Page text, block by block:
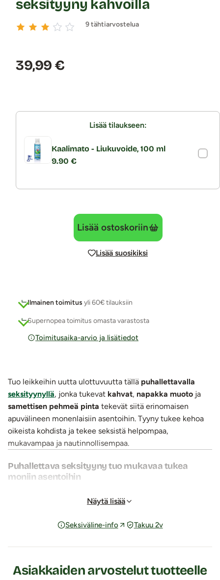
seksityyny kahvoilla
9 tähtiarvostelua
Hinta:
39,99 €
Lisää tilaukseen:
Kaalimato - Liukuvoide, 100 ml
9.90 €
Lisää ostoskoriin
Lisää suosikiksi
Ilmainen toimitus yli 60€ tilauksiin
Supernopea toimitus omasta varastosta
Toimitusaika-arvio ja lisätiedot
Tuo leikkeihin uutta ulottuvuutta tällä puhallettavalla
seksityynyllä, jonka tukevat kahvat, napakka muoto ja
samettisen pehmeä pinta tekevät siitä erinomaisen
apuvälineen monenlaisiin asentoihin. Tyyny tukee kehoa
oikeista kohdista ja tekee seksistä helpompaa,
mukavampaa ja nautinnollisempaa.
Puhallettava seksityyny tuo mukavaa tukea
moniin asentoihin
esimerkiksi takaapäin-asentoon, ratsastusasentoon,
lähetyssaarnaaja-asennossa. Kahvat tarjoavat vakautta ja
Ilmatäytteinen rakenne tekee tyynystä samaan aikaan
oikeaan kulmaan, ja käytön aikana tyyny on hiljainen.
Näytä lisää
Seksiväline-info Takuu 2v
Asiakkaiden arvostelut tuotteelle